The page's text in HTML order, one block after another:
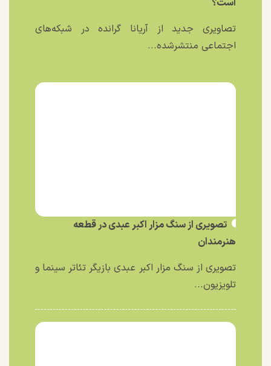
است؟
تصاویری جدید از آریانا گرانده در شبکه‌های
اجتماعی منتشرشده...
تصویری از سنگ مزار اکبر عبدی در قطعه
هنرمندان
تصویری از سنگ مزار اکبر عبدی بازیگر تئاتر سینما و
تلویزیون...